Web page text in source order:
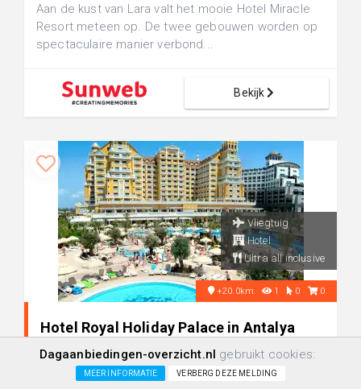
Aan de kust van Lara valt het mooie Hotel Miracle
Resort meteen op. De twee gebouwen worden op
spectaculaire manier verbond...
Bekijk
Vliegtuig
Hotel
Ultra all inclusive
+20.0km 1 0 0
Hotel Royal Holiday Palace in Antalya
Lara, Turkije
Dagaanbiedingen-overzicht.nl gebruikt cookies:
MEER INFORMATIE VERBERG DEZE MELDING